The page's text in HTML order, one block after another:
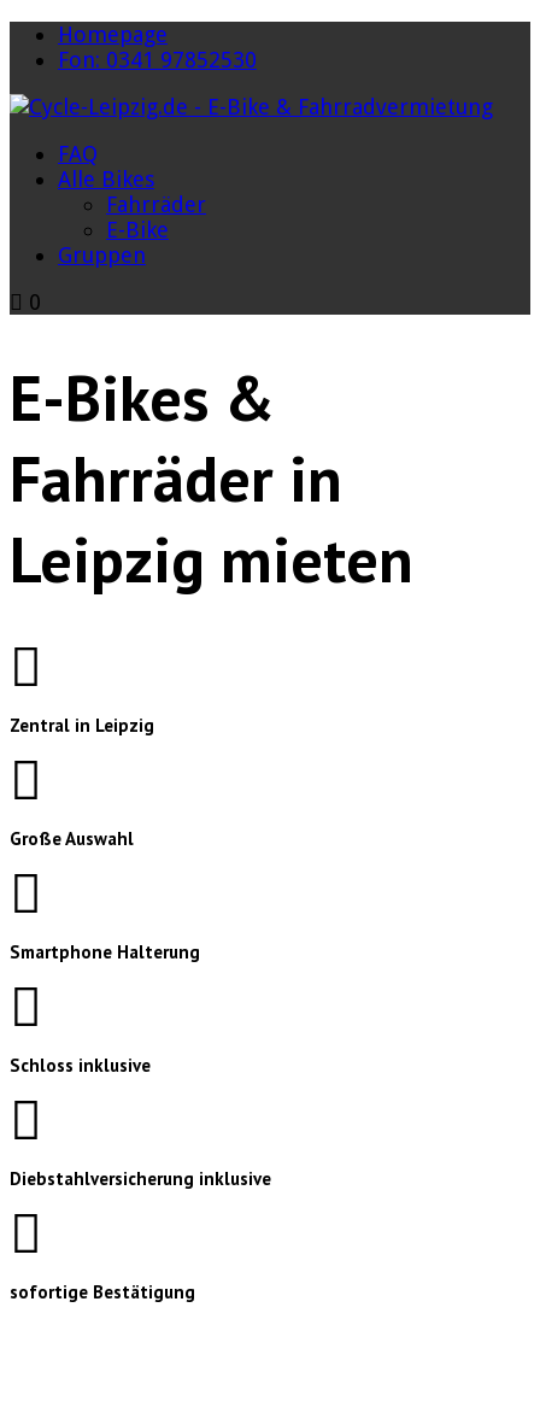
Homepage
Fon: 0341 97852530
FAQ
Alle Bikes
Fahrräder
E-Bike
Gruppen
0
E-Bikes &
Fahrräder in
Leipzig mieten
Zentral in Leipzig
Große Auswahl
Smartphone Halterung
Schloss inklusive
Diebstahlversicherung inklusive
sofortige Bestätigung